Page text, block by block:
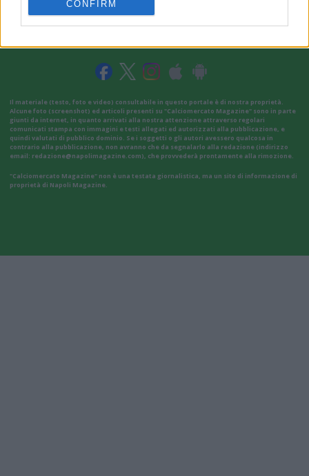
CONFIRM
Il materiale (testo, foto e video) consultabile in questo portale è di nostra proprietà.
Alcune foto (screenshot) ed articoli presenti su "Calciomercato Magazine" sono in parte
giunti da internet, in quanto arrivati alla nostra attenzione attraverso regolari
comunicati stampa con immagini e testi allegati ed autorizzati alla pubblicazione, e
quindi valutati di pubblico dominio. Se i soggetti o gli autori avessero qualcosa in
contrario alla pubblicazione, non avranno che da segnalarlo alla redazione (indirizzo
email: redazione@napolimagazine.com), che provvederà prontamente alla rimozione.
"Calciomercato Magazine" non è una testata giornalistica, ma un sito di informazione di
proprietà di Napoli Magazine.